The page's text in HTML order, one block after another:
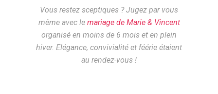
Vous restez sceptiques ? Jugez par vous
même avec le mariage de Marie & Vincent
organisé en moins de 6 mois et en plein
hiver. Elégance, convivialité et féérie étaient
au rendez-vous !